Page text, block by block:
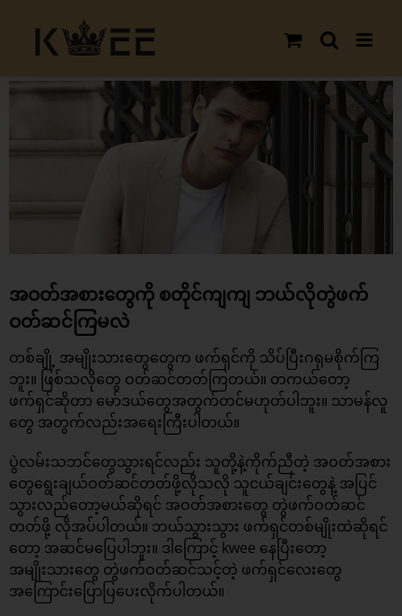
content
View
အဝတ်အစားတွေကို စတိုင်ကျကျ ဘယ်လိုတွဲဖက်
ဝတ်ဆင်ကြမလဲ
တစ်ချို့ အမျိုးသားတွေတွေက ဖက်ရှင်ကို သိပ်ပြီးဂရုမစိုက်ကြ
ဘူး။ ဖြစ်သလိုတွေ ဝတ်ဆင်တတ်ကြတယ်။ တကယ်တော့
ဖက်ရှင်ဆိုတာ မော်ဒယ်တွေအတွက်တင်မဟုတ်ပါဘူး။ သာမန်လူ
တွေ အတွက်လည်းအရေးကြီးပါတယ်။
ပွဲလမ်းသဘင်တွေသွားရင်လည်း သူတို့နဲ့ကိုက်ညီတဲ့ အဝတ်အစား
တွေရွေးချယ်ဝတ်ဆင်တတ်ဖို့လိုသလို သူငယ်ချင်းတွေနဲ့ အပြင်
သွားလည်တော့မယ်ဆိုရင် အဝတ်အစားတွေ တွဲဖက်ဝတ်ဆင်
တတ်ဖို့ လိုအပ်ပါတယ်။ ဘယ်သွားသွား ဖက်ရှင်တစ်မျိုးထဲဆိုရင်
တော့ အဆင်မပြေပါဘူး။ ဒါကြောင့် kwee နေပြီးတော့
အမျိုးသားတွေ တွဲဖက်ဝတ်ဆင်သင့်တဲ့ ဖက်ရှင်လေးတွေ
အကြောင်းပြောပြပေးလိုက်ပါတယ်။